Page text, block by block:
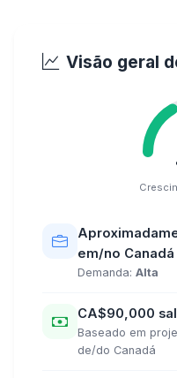
Visão geral
em/no Canadá
Demanda: Alta
CA$90,000
Baseado em
de/do Canadá